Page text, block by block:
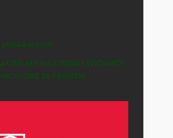
ie.com
NA STRONIE WYDAWCY
SĄ PRAWEM